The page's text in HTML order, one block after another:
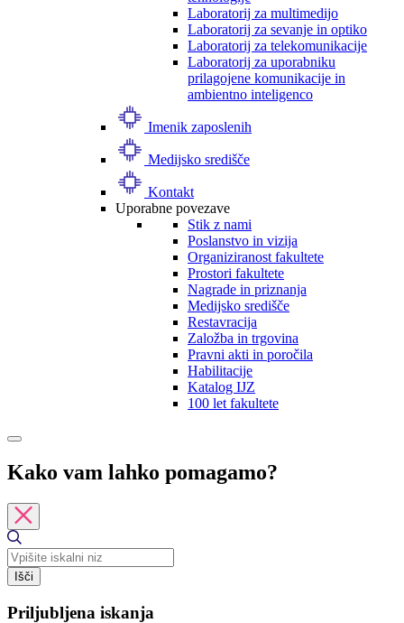
Laboratorij za multimedijo
Laboratorij za sevanje in optiko
Laboratorij za telekomunikacije
Laboratorij za uporabniku
prilagojene komunikacije in
ambientno inteligenco
Imenik zaposlenih
Medijsko središče
Kontakt
Uporabne povezave
Stik z nami
Poslanstvo in vizija
Organiziranost fakultete
Prostori fakultete
Nagrade in priznanja
Medijsko središče
Restavracija
Založba in trgovina
Pravni akti in poročila
Habilitacije
Katalog IJZ
100 let fakultete
Kako vam lahko pomagamo?
Išči
Priljubljena iskanja